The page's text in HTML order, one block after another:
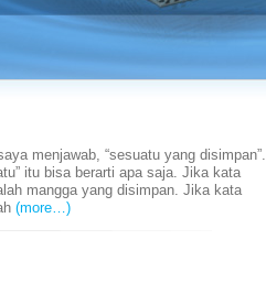
menjawab, “sesuatu yang disimpan”.
itu bisa berarti apa saja. Jika kata
mangga yang disimpan. Jika kata
(more…)